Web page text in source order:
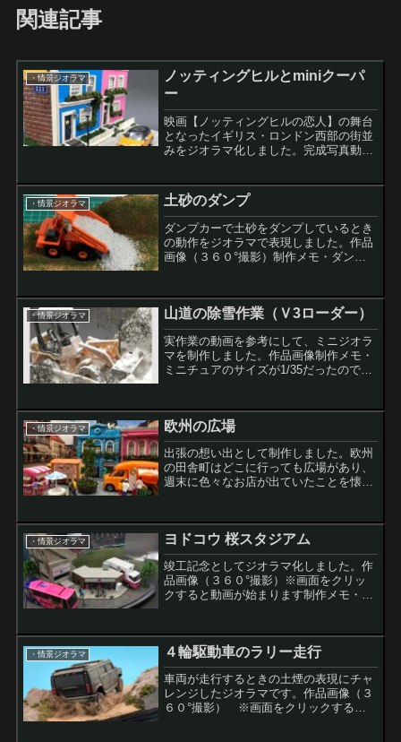
関連記事
・情景ジオラマ
ノッティングヒルとminiクーパ
ー
映画【ノッティングヒルの恋人】の舞台
となったイギリス・ロンドン西部の街並
みをジオラマ化しました。完成写真動画
気に入りの写真を参考にジオラマを作り
ました。・スケールは、ミ...
・情景ジオラマ 土砂のダンプ
ダンプカーで土砂をダンプしているとき
の動作をジオラマで表現しました。作品
画像（３６０°撮影）制作メモ・ダンプ
りました・両面テープで基礎ができる
と、あとはボンド水で仕上げ...
・情景ジオラマ 山道の除雪作業（Ｖ3ローダー）
実作業の動画を参考にして、ミニジオラ
マを制作しました。作品画像制作メモ・
ミニチュアのサイズが1/35だったので、
す。ベースの根雪には、白色の紙ねんど
を使用。・ガードレー...
・情景ジオラマ 欧州の広場
出張の想い出として制作しました。欧州
の田舎町はどこに行っても広場があり、
週末に色々なお店が出ていたことを懐か
気があり、同様の発想で制作したもので
す。なぜか青い建物の上に...
・情景ジオラマ ヨドコウ 桜スタジアム
竣工記念としてジオラマ化しました。作
品画像（３６０°撮影）※画面をクリッ
クすると動画が始まります制作メモ・１
料はタミヤ製のスチレンボード３、５ｍ
ｍを使用しました・スケー...
・情景ジオラマ ４輪駆動車のラリー走行
車両が走行するときの土煙の表現にチャ
レンジしたジオラマです。作品画像（３
６０°撮影） ※画面をクリックすると